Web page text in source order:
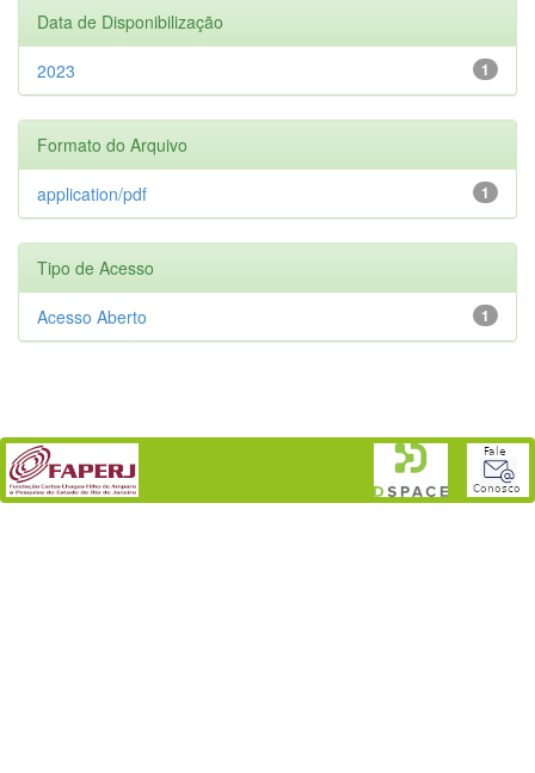
Data de Disponibilização
1
2023
Formato do Arquivo
1
application/pdf
Tipo de Acesso
1
Acesso Aberto